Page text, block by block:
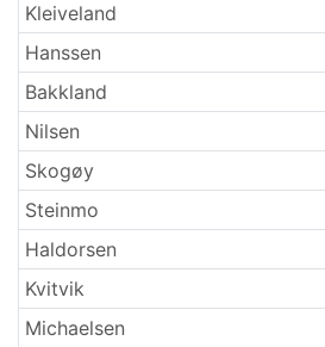
Kleiveland
Hanssen
Bakkland
Nilsen
Skogøy
Steinmo
Haldorsen
Kvitvik
Michaelsen